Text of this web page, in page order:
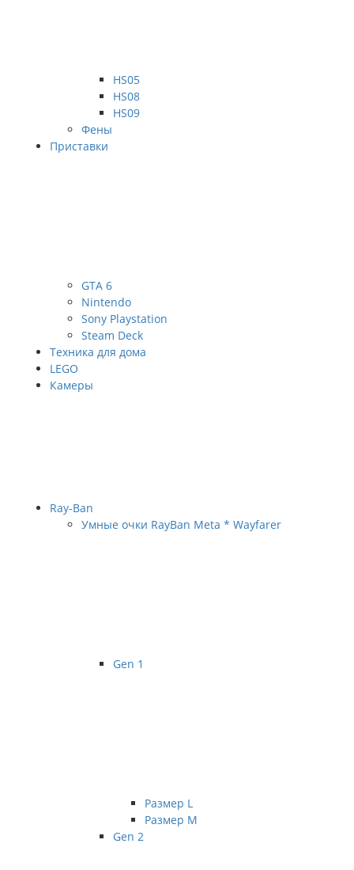
HS05
HS08
HS09
Фены
Приставки
GTA 6
Nintendo
Sony Playstation
Steam Deck
Техника для дома
LEGO
Камеры
Ray-Ban
Умные очки RayBan Meta * Wayfarer
Gen 1
Размер L
Размер М
Gen 2